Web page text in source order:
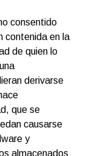
consentido
contenida en la
de quien lo
derivarse
que se
causarse
y
almacenados